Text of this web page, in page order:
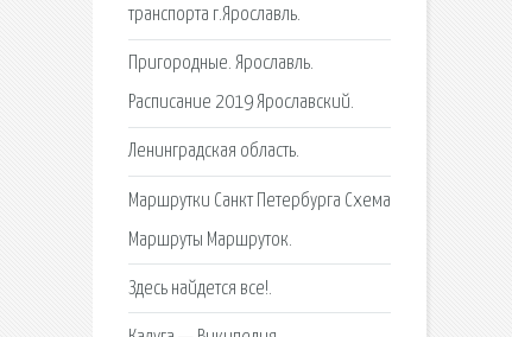
транспорта г.Ярославль.
Пригородные. Ярославль.
Расписание 2019 Ярославский.
Ленинградская область.
Маршрутки Санкт Петербурга Схема
Маршруты Маршруток.
Здесь найдется все!.